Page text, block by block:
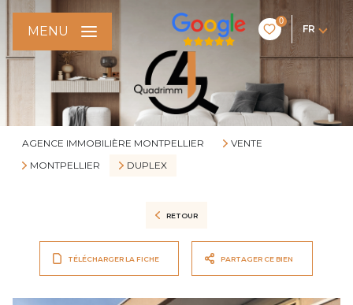
0
FR
MENU
AGENCE IMMOBILIÈRE MONTPELLIER
VENTE
MONTPELLIER
DUPLEX
RETOUR
TÉLÉCHARGER LA FICHE PARTAGER CE BIEN